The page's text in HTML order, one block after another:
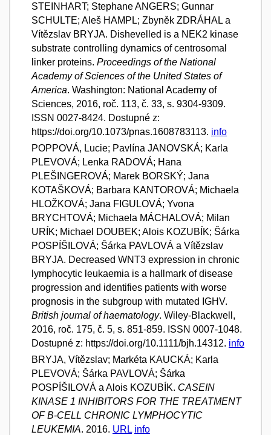
STEINHART; Stephane ANGERS; Gunnar
SCHULTE; Aleš HAMPL; Zbyněk ZDRÁHAL a
Vítězslav BRYJA. Dishevelled is a NEK2 kinase
substrate controlling dynamics of centrosomal
linker proteins. Proceedings of the National
Academy of Sciences of the United States of
America. Washington: National Academy of
Sciences, 2016, roč. 113, č. 33, s. 9304-9309.
ISSN 0027-8424. Dostupné z:
https://doi.org/10.1073/pnas.1608783113. info
POPPOVÁ, Lucie; Pavlína JANOVSKÁ; Karla
PLEVOVÁ; Lenka RADOVÁ; Hana
PLEŠINGEROVÁ; Marek BORSKÝ; Jana
KOTAŠKOVÁ; Barbara KANTOROVÁ; Michaela
HLOŽKOVÁ; Jana FIGULOVÁ; Yvona
BRYCHTOVÁ; Michaela MÁCHALOVÁ; Milan
URÍK; Michael DOUBEK; Alois KOZUBÍK; Šárka
POSPÍŠILOVÁ; Šárka PAVLOVÁ a Vítězslav
BRYJA. Decreased WNT3 expression in chronic
lymphocytic leukaemia is a hallmark of disease
progression and identifies patients with worse
prognosis in the subgroup with mutated IGHV.
British journal of haematology. Wiley-Blackwell,
2016, roč. 175, č. 5, s. 851-859. ISSN 0007-1048.
Dostupné z: https://doi.org/10.1111/bjh.14312. info
BRYJA, Vítězslav; Markéta KAUCKÁ; Karla
PLEVOVÁ; Šárka PAVLOVÁ; Šárka
POSPÍŠILOVÁ a Alois KOZUBÍK. CASEIN
KINASE 1 INHIBITORS FOR THE TREATMENT
OF B-CELL CHRONIC LYMPHOCYTIC
LEUKEMIA. 2016. URL info